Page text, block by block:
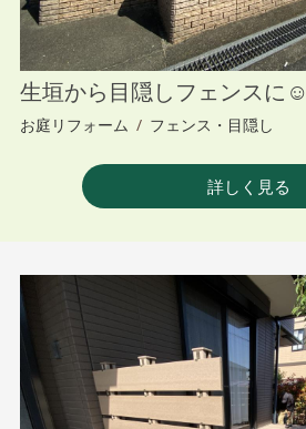
生垣から目隠しフェンスに☺︎
お庭リフォーム / フェンス・目隠し
詳しく見る